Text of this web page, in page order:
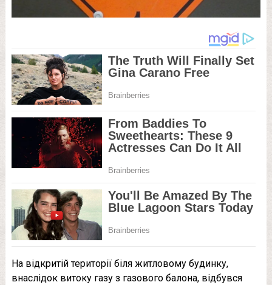
На відкритій території біля житловому будинку,
внаслідок витоку газу з газового балона, відбувся